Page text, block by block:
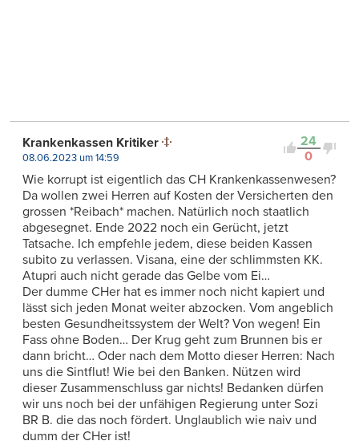
24
0
Krankenkassen Kritiker
08.06.2023 um 14:59
Wie korrupt ist eigentlich das CH Krankenkassenwesen?
Da wollen zwei Herren auf Kosten der Versicherten den
grossen *Reibach* machen. Natürlich noch staatlich
abgesegnet. Ende 2022 noch ein Gerücht, jetzt
Tatsache. Ich empfehle jedem, diese beiden Kassen
subito zu verlassen. Visana, eine der schlimmsten KK.
Atupri auch nicht gerade das Gelbe vom Ei…
Der dumme CHer hat es immer noch nicht kapiert und
lässt sich jeden Monat weiter abzocken. Vom angeblich
besten Gesundheitssystem der Welt? Von wegen! Ein
Fass ohne Boden… Der Krug geht zum Brunnen bis er
dann bricht… Oder nach dem Motto dieser Herren: Nach
uns die Sintflut! Wie bei den Banken. Nützen wird
dieser Zusammenschluss gar nichts! Bedanken dürfen
wir uns noch bei der unfähigen Regierung unter Sozi
BR B. die das noch fördert. Unglaublich wie naiv und
dumm der CHer ist!